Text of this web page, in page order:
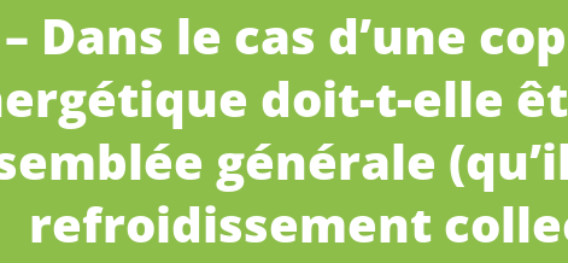
– Dans le cas d’une
doit-t-elle
générale
refroidissement